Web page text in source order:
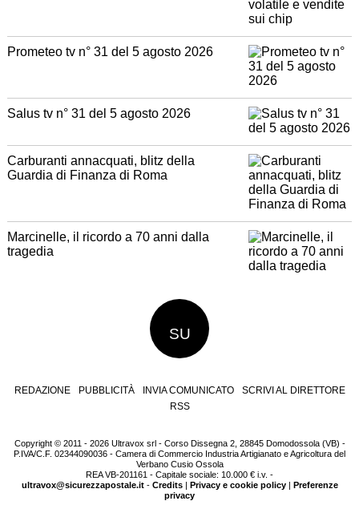
Prometeo tv n° 31 del 5 agosto 2026
Salus tv n° 31 del 5 agosto 2026
Carburanti annacquati, blitz della
Guardia di Finanza di Roma
Marcinelle, il ricordo a 70 anni dalla
tragedia
SU
REDAZIONE PUBBLICITÀ INVIA COMUNICATO
SCRIVI AL DIRETTORE
RSS
Copyright © 2011 - 2026 Ultravox srl - Corso Dissegna 2, 28845 Domodossola (VB) -
P.IVA/C.F. 02344090036 - Camera di Commercio Industria Artigianato e Agricoltura del
Verbano Cusio Ossola
REA VB-201161 - Capitale sociale: 10.000 € i.v. -
ultravox@sicurezzapostale.it- Credits| Privacy e cookie policy| Preferenze
privacy